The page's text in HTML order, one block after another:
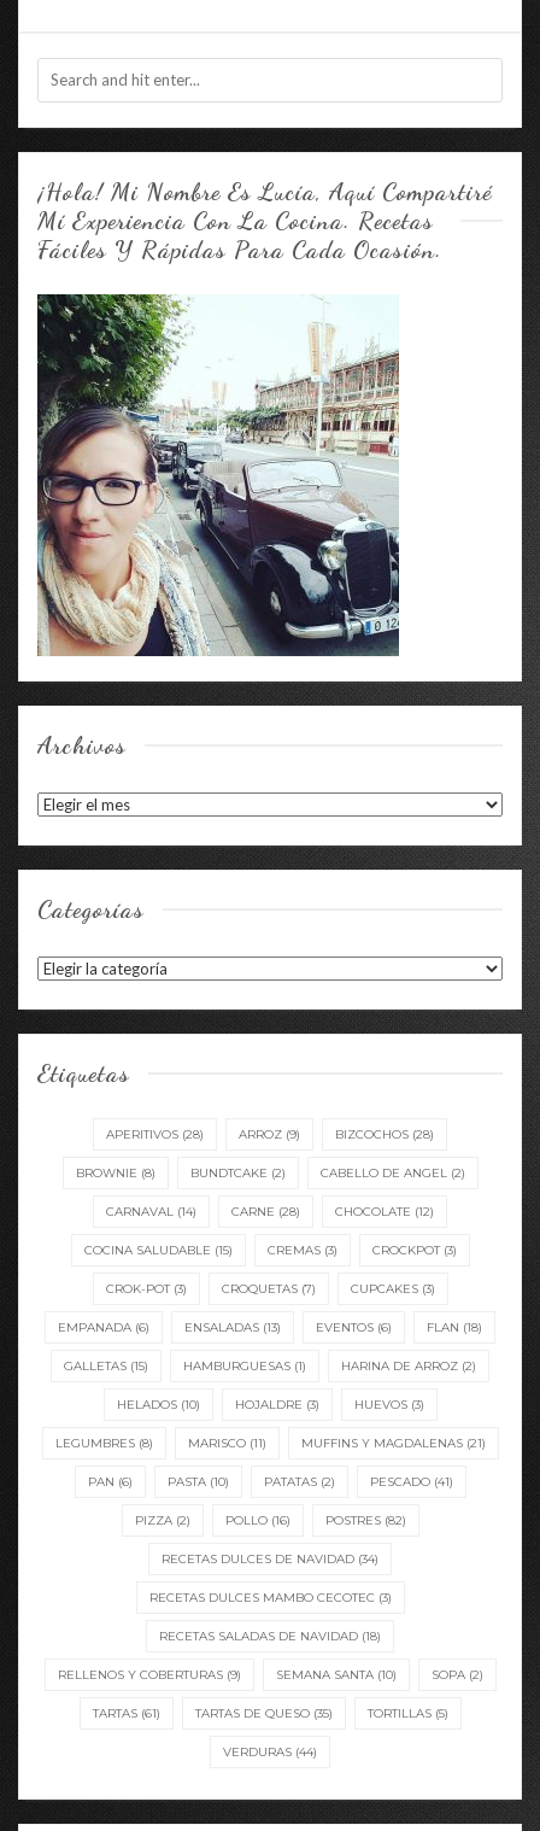
¡Hola! Mi Nombre Es Lucía, Aquí Compartiré
Mí Experiencia Con La Cocina. Recetas
Fáciles Y Rápidas Para Cada Ocasión.
Archivos
Archivos
Categorías
Categorías
Etiquetas
APERITIVOS (28) ARROZ (9) BIZCOCHOS (28)
BROWNIE (8) BUNDTCAKE (2) CABELLO DE ANGEL(2)
CARNAVAL (14) CARNE (28) CHOCOLATE (12)
COCINA SALUDABLE (15) CREMAS(3) CROCKPOT(3)
CROK-POT(3) CROQUETAS(7) CUPCAKES(3)
EMPANADA (6) ENSALADAS (13) EVENTOS (6) FLAN (18)
GALLETAS (15) HAMBURGUESAS (1) HARINA DE ARROZ (2)
HELADOS(10) HOJALDRE (3) HUEVOS(3)
LEGUMBRES(8) MARISCO(11) MUFFINS Y MAGDALENAS(21)
PAN (6) PASTA(10) PATATAS(2) PESCADO(41)
PIZZA(2) POLLO(16) POSTRES(82)
RECETAS DULCES DE NAVIDAD (34)
RECETAS DULCES MAMBO CECOTEC (3)
RECETAS SALADAS DE NAVIDAD (18)
RELLENOS Y COBERTURAS(9) SEMANA SANTA(10) SOPA(2)
TARTAS(61) TARTAS DE QUESO(35) TORTILLAS(5)
VERDURAS (44)